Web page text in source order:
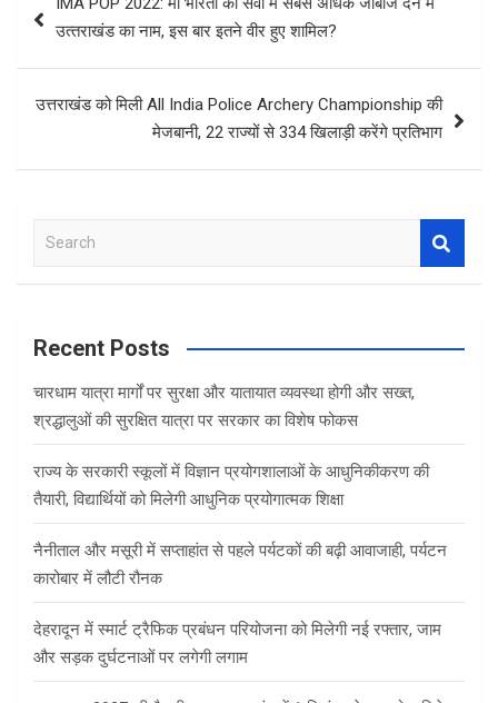
navigation
उत्‍तराखंड का नाम, इस बार इतने वीर हुए शामिल?
उत्तराखंड को मिली All India Police Archery Championship की
मेजबानी, 22 राज्यों से 334 खिलाड़ी करेंगे प्रतिभाग
a
c
Recent Posts
चारधाम यात्रा मार्गों पर सुरक्षा और यातायात व्यवस्था होगी और सख्त,
श्रद्धालुओं की सुरक्षित यात्रा पर सरकार का विशेष फोकस
राज्य के सरकारी स्कूलों में विज्ञान प्रयोगशालाओं के आधुनिकीकरण की
तैयारी, विद्यार्थियों को मिलेगी आधुनिक प्रयोगात्मक शिक्षा
नैनीताल और मसूरी में सप्ताहांत से पहले पर्यटकों की बढ़ी आवाजाही, पर्यटन
कारोबार में लौटी रौनक
देहरादून में स्मार्ट ट्रैफिक प्रबंधन परियोजना को मिलेगी नई रफ्तार, जाम
और सड़क दुर्घटनाओं पर लगेगी लगाम